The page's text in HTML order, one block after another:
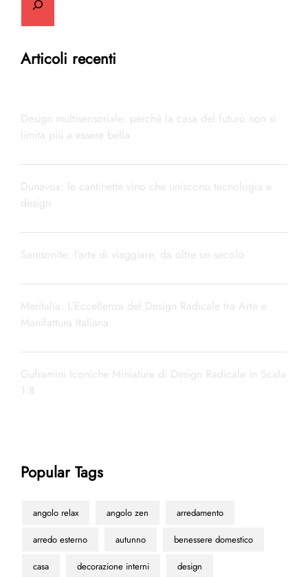
Articoli recenti
Design multisensoriale: perché la casa del futuro non si
limita più a essere bella
Dunavox: le cantinette vino che uniscono tecnologia e
design
Samsonite: l’arte di viaggiare, da oltre un secolo
Meritalia: L’Eccellenza del Design Radicale tra Arte e
Manifattura Italiana
Guframini Iconiche Miniature di Design Radicale in Scala
1:8
Popular Tags
angolo relax angolo zen arredamento
arredo esterno autunno benessere domestico
casa decorazione interni design